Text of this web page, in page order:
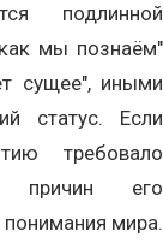
подлинной
мы познаём"
сущее", иными
статус. Если
требовало
причин его
понимания мира.